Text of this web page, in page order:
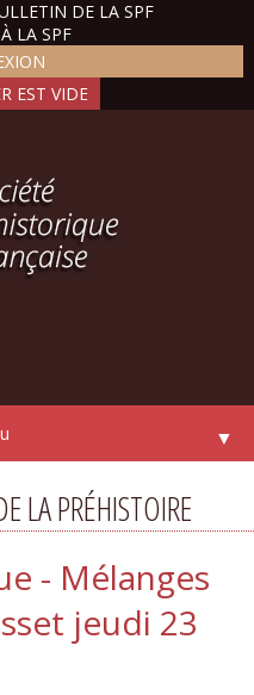
DE LA SPF
LA SPF
▼
LA PRÉHISTOIRE
- Mélanges
jeudi 23